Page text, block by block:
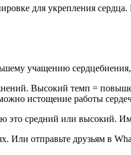
для укрепления
учащению
Высокий темп =
истощение работы
средний или высокий.
Или отправьте друзьям